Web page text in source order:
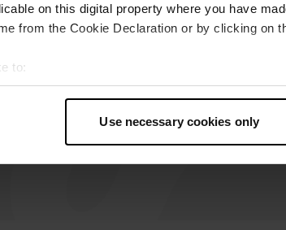
on this digital property where you have
from the Cookie Declaration or by clicking on
to:
geographical location which can be
personal data is processed and set your
content and ads, to provide social media
Use necessary cookies only